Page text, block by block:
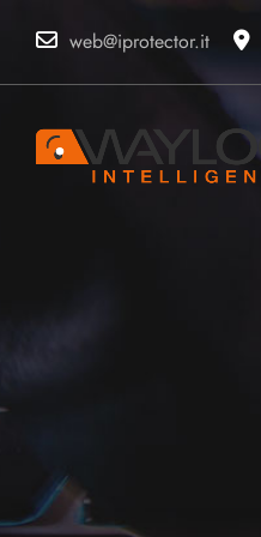
web@iprotector.it